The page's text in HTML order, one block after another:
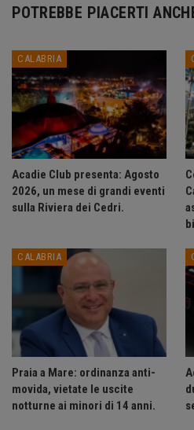
POTREBBE PIACERTI
CALABRIA
Acadie Club presenta: Agosto
2026, un mese di grandi eventi
sulla Riviera dei Cedri.
CALABRIA
Praia a Mare: ordinanza anti-
movida, vietate le uscite
notturne ai minori di 14 anni.